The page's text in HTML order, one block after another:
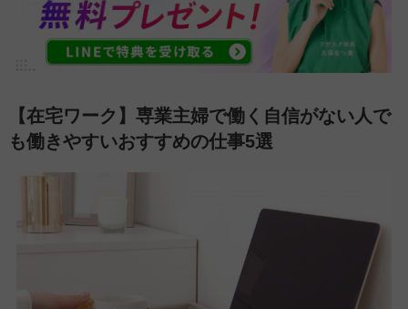
【在宅ワーク】専業主婦で働く自信がない人で
も働きやすいおすすめの仕事5選